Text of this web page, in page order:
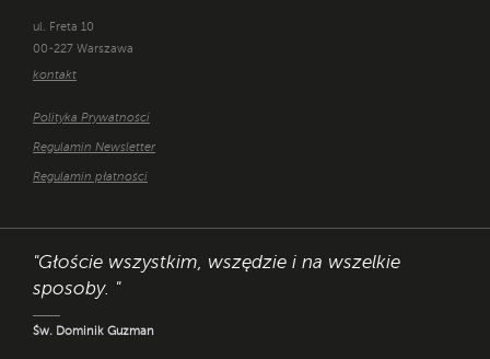
ul. Freta 10
00-227 Warszawa
kontakt
Polityka Prywatności
Regulamin Newsletter
Regulamin płatności
"Głoście wszystkim, wszędzie i na wszelkie
sposoby. "
Św. Dominik Guzman